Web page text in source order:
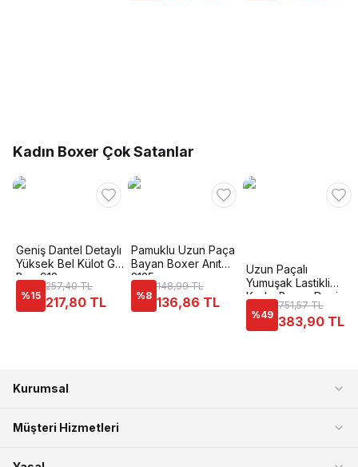
Kadın Boxer Çok Satanlar
Geniş Dantel Detaylı
Yüksek Bel Külot G-
Box 912
%15
257,40 TL
217,80 TL
Pamuklu Uzun Paça
Bayan Boxer Anıt
3125
%8
148,99 TL
136,86 TL
Uzun Paçalı
Yumuşak Lastikli
Kadın Boxer Dagi
5112
%49
751,57 TL
383,90 TL
Kurumsal
Müşteri Hizmetleri